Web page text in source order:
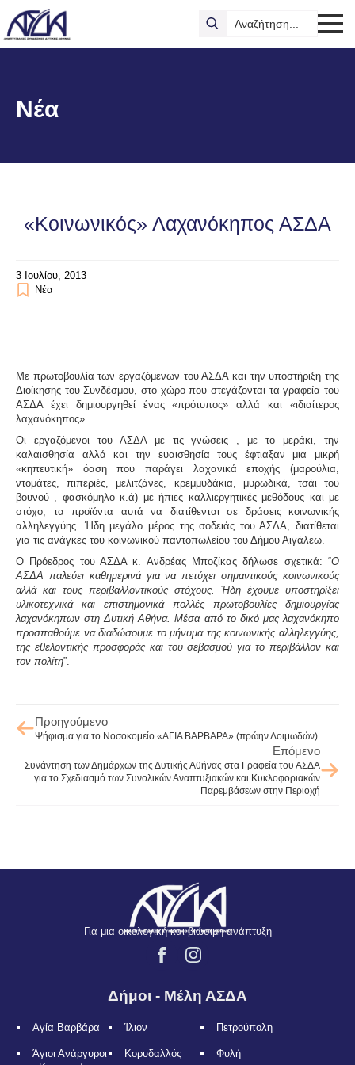
Search
Νέα
«Κοινωνικός» Λαχανόκηπος ΑΣΔΑ
3 Ιουλίου, 2013
Νέα
Με πρωτοβουλία των εργαζόμενων του ΑΣΔΑ και την υποστήριξη της
Διοίκησης του Συνδέσμου, στο χώρο που στεγάζονται τα γραφεία του
ΑΣΔΑ έχει δημιουργηθεί ένας «πρότυπος» αλλά και «ιδιαίτερος
λαχανόκηπος».
Οι εργαζόμενοι του ΑΣΔΑ με τις γνώσεις , με το μεράκι, την
καλαισθησία αλλά και την ευαισθησία τους έφτιαξαν μια μικρή
«κηπευτική» όαση που παράγει λαχανικά εποχής (μαρούλια,
ντομάτες, πιπεριές, μελιτζάνες, κρεμμυδάκια, μυρωδικά, τσάι του
βουνού , φασκόμηλο κ.ά) με ήπιες καλλιεργητικές μεθόδους και με
στόχο, τα προϊόντα αυτά να διατίθενται σε δράσεις κοινωνικής
αλληλεγγύης. Ήδη μεγάλο μέρος της σοδειάς του ΑΣΔΑ, διατίθεται
για τις ανάγκες του κοινωνικού παντοπωλείου του Δήμου Αιγάλεω.
Ο Πρόεδρος του ΑΣΔΑ κ. Ανδρέας Μποζίκας δήλωσε σχετικά: “Ο
ΑΣΔΑ παλεύει καθημερινά για να πετύχει σημαντικούς κοινωνικούς
αλλά και τους περιβαλλοντικούς στόχους. Ήδη έχουμε υποστηρίξει
υλικοτεχνικά και επιστημονικά πολλές πρωτοβουλίες δημιουργίας
λαχανόκηπων στη Δυτική Αθήνα. Μέσα από το δικό μας λαχανόκηπο
προσπαθούμε να διαδώσουμε το μήνυμα της κοινωνικής αλληλεγγύης,
της εθελοντικής προσφοράς και του σεβασμού για το περιβάλλον και
τον πολίτη”.
Προηγούμενο
Ψήφισμα για το Νοσοκομείο «ΑΓΙΑ ΒΑΡΒΑΡΑ» (πρώην Λοιμωδών)
Επόμενο
Συνάντηση των Δημάρχων της Δυτικής Αθήνας στα Γραφεία του ΑΣΔΑ
για το Σχεδιασμό των Συνολικών Αναπτυξιακών και Κυκλοφοριακών
Παρεμβάσεων στην Περιοχή
Για μια οικολογική και βιώσιμη ανάπτυξη
Δήμοι - Μέλη ΑΣΔΑ
Αγία Βαρβάρα
Άγιοι Ανάργυροι
Ίλιον
Κορυδαλλός
Πετρούπολη
Φυλή